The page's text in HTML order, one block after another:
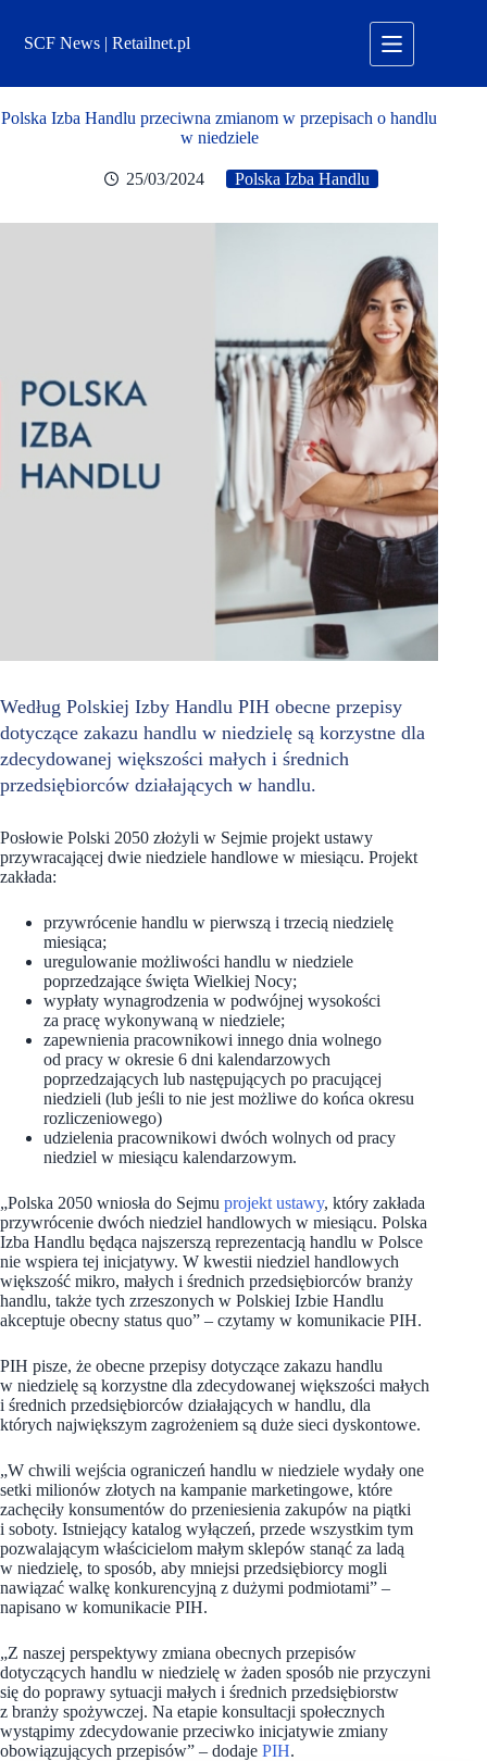
treściSCF News | Retailnet.pl
Polska Izba Handlu przeciwna zmianom w przepisach o handlu
w niedziele
25/03/2024 Polska Izba Handlu
Według Polskiej Izby Handlu PIH obecne przepisy
dotyczące zakazu handlu w niedzielę są korzystne dla
zdecydowanej większości małych i średnich
przedsiębiorców działających w handlu.
Posłowie Polski 2050 złożyli w Sejmie projekt ustawy
przywracającej dwie niedziele handlowe w miesiącu. Projekt
zakłada:
przywrócenie handlu w pierwszą i trzecią niedzielę
miesiąca;
uregulowanie możliwości handlu w niedziele
poprzedzające święta Wielkiej Nocy;
wypłaty wynagrodzenia w podwójnej wysokości
za pracę wykonywaną w niedziele;
zapewnienia pracownikowi innego dnia wolnego
od pracy w okresie 6 dni kalendarzowych
poprzedzających lub następujących po pracującej
niedzieli (lub jeśli to nie jest możliwe do końca okresu
rozliczeniowego)
udzielenia pracownikowi dwóch wolnych od pracy
niedziel w miesiącu kalendarzowym.
„Polska 2050 wniosła do Sejmu projekt ustawy, który zakłada
przywrócenie dwóch niedziel handlowych w miesiącu. Polska
Izba Handlu będąca najszerszą reprezentacją handlu w Polsce
nie wspiera tej inicjatywy. W kwestii niedziel handlowych
większość mikro, małych i średnich przedsiębiorców branży
handlu, także tych zrzeszonych w Polskiej Izbie Handlu
akceptuje obecny status quo” – czytamy w komunikacie PIH.
PIH pisze, że obecne przepisy dotyczące zakazu handlu
w niedzielę są korzystne dla zdecydowanej większości małych
i średnich przedsiębiorców działających w handlu, dla
których największym zagrożeniem są duże sieci dyskontowe.
„W chwili wejścia ograniczeń handlu w niedziele wydały one
setki milionów złotych na kampanie marketingowe, które
zachęciły konsumentów do przeniesienia zakupów na piątki
i soboty. Istniejący katalog wyłączeń, przede wszystkim tym
pozwalającym właścicielom małym sklepów stanąć za ladą
w niedzielę, to sposób, aby mniejsi przedsiębiorcy mogli
nawiązać walkę konkurencyjną z dużymi podmiotami” –
napisano w komunikacie PIH.
„Z naszej perspektywy zmiana obecnych przepisów
dotyczących handlu w niedzielę w żaden sposób nie przyczyni
się do poprawy sytuacji małych i średnich przedsiębiorstw
z branży spożywczej. Na etapie konsultacji społecznych
wystąpimy zdecydowanie przeciwko inicjatywie zmiany
obowiązujących przepisów” – dodaje PIH.